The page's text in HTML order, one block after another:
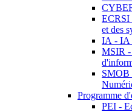
ECRSI
et des
IA - IA
MSIR -
SMOB
Programme
PEI -